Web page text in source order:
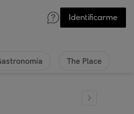
Identificarme
The Place